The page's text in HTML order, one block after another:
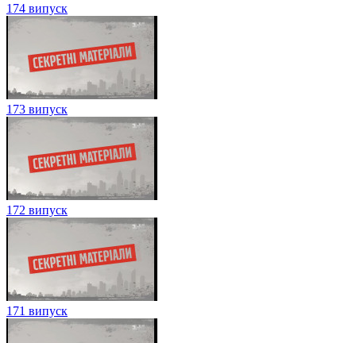
174 випуск
173 випуск
172 випуск
171 випуск